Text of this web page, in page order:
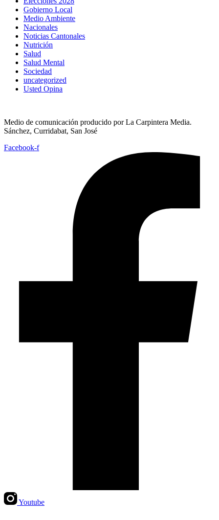
Gobierno Local
Medio Ambiente
Nacionales
Noticias Cantonales
Nutrición
Salud
Salud Mental
Sociedad
uncategorized
Usted Opina
Medio de comunicación producido por La Carpintera Media.
Sánchez, Curridabat, San José
Facebook-f
Youtube